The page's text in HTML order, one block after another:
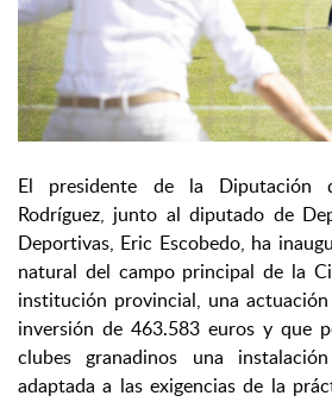
El presidente de la Diputación
Rodríguez, junto al diputado de
Deportivas, Eric Escobedo, ha
natural del campo principal de la
institución provincial, una
inversión de 463.583 euros y que
clubes granadinos una
adaptada a las exigencias de la